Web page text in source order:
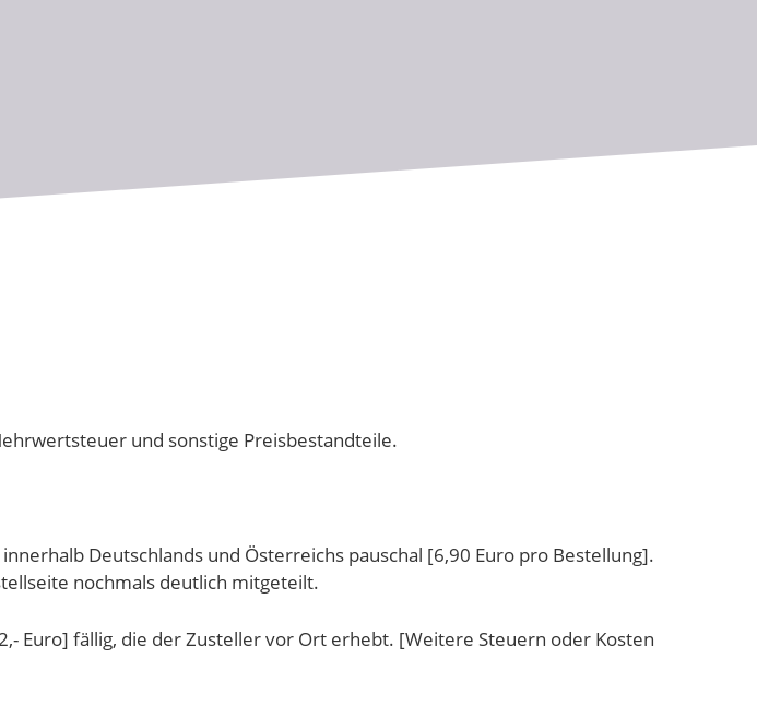
und sonstige Preisbestandteile.
Deutschlands und Österreichs pauschal [6,90 Euro pro Bestellung].
nochmals deutlich mitgeteilt.
Euro] fällig, die der Zusteller vor Ort erhebt. [Weitere Steuern oder Kosten